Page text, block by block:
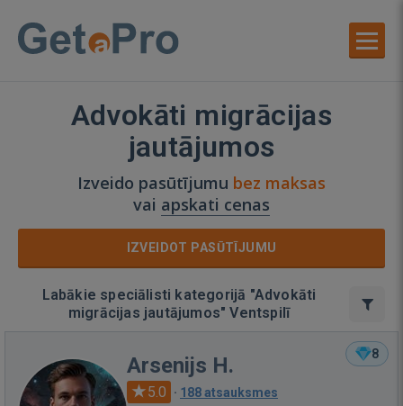
Advokāti migrācijas
jautājumos
Izveido pasūtījumu bez maksas
vai apskati cenas
IZVEIDOT PASŪTĪJUMU
Labākie speciālisti kategorijā "Advokāti
migrācijas jautājumos" Ventspilī
8
Arsenijs H.
5.0 · 188 atsauksmes